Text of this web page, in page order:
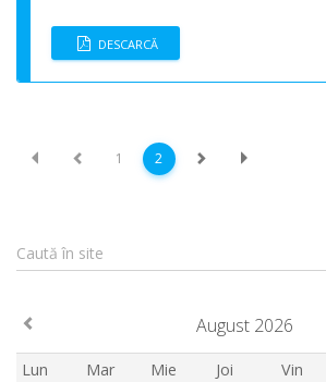
DESCARCĂ
1 2
Caută în site
August 2026
Lun Mar Mie Joi Vin